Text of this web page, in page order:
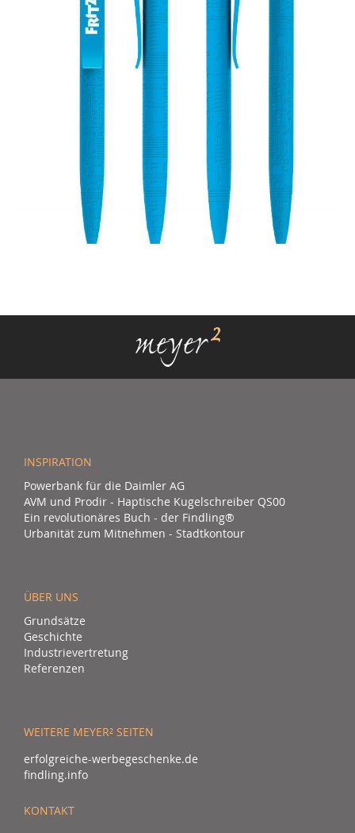
INSPIRATION
Powerbank für die Daimler AG
AVM und Prodir - Haptische Kugelschreiber QS00
Ein revolutionäres Buch - der Findling®
Urbanität zum Mitnehmen - Stadtkontour
ÜBER UNS
Grundsätze
Geschichte
Industrievertretung
Referenzen
WEITERE MEYER² SEITEN
erfolgreiche-werbegeschenke.de
findling.info
KONTAKT